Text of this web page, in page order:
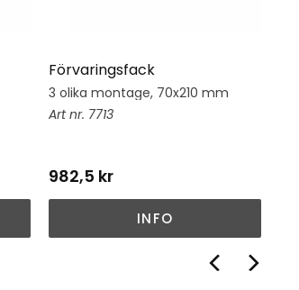
Förvaringsfack
3 olika montage, 70x210 mm
7713
982,5 kr
INFO